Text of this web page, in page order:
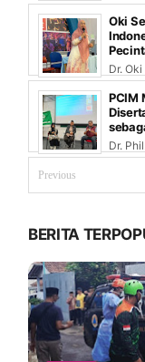
Oki
Dr.
PCIM
Dr.
Previous
BERITA